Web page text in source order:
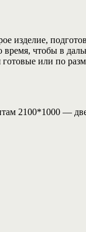
изделие,
чтобы в
или по
2100*1000 —